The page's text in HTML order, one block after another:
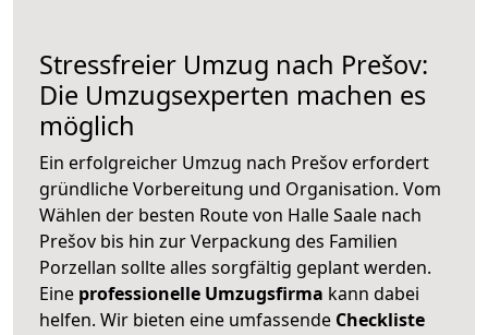
Stressfreier Umzug nach Prešov:
Die Umzugsexperten machen es
möglich
Ein erfolgreicher Umzug nach Prešov erfordert
gründliche Vorbereitung und Organisation. Vom
Wählen der besten Route von Halle Saale nach
Prešov bis hin zur Verpackung des Familien
Porzellan sollte alles sorgfältig geplant werden.
Eine professionelle Umzugsfirma kann dabei
helfen. Wir bieten eine umfassende Checkliste